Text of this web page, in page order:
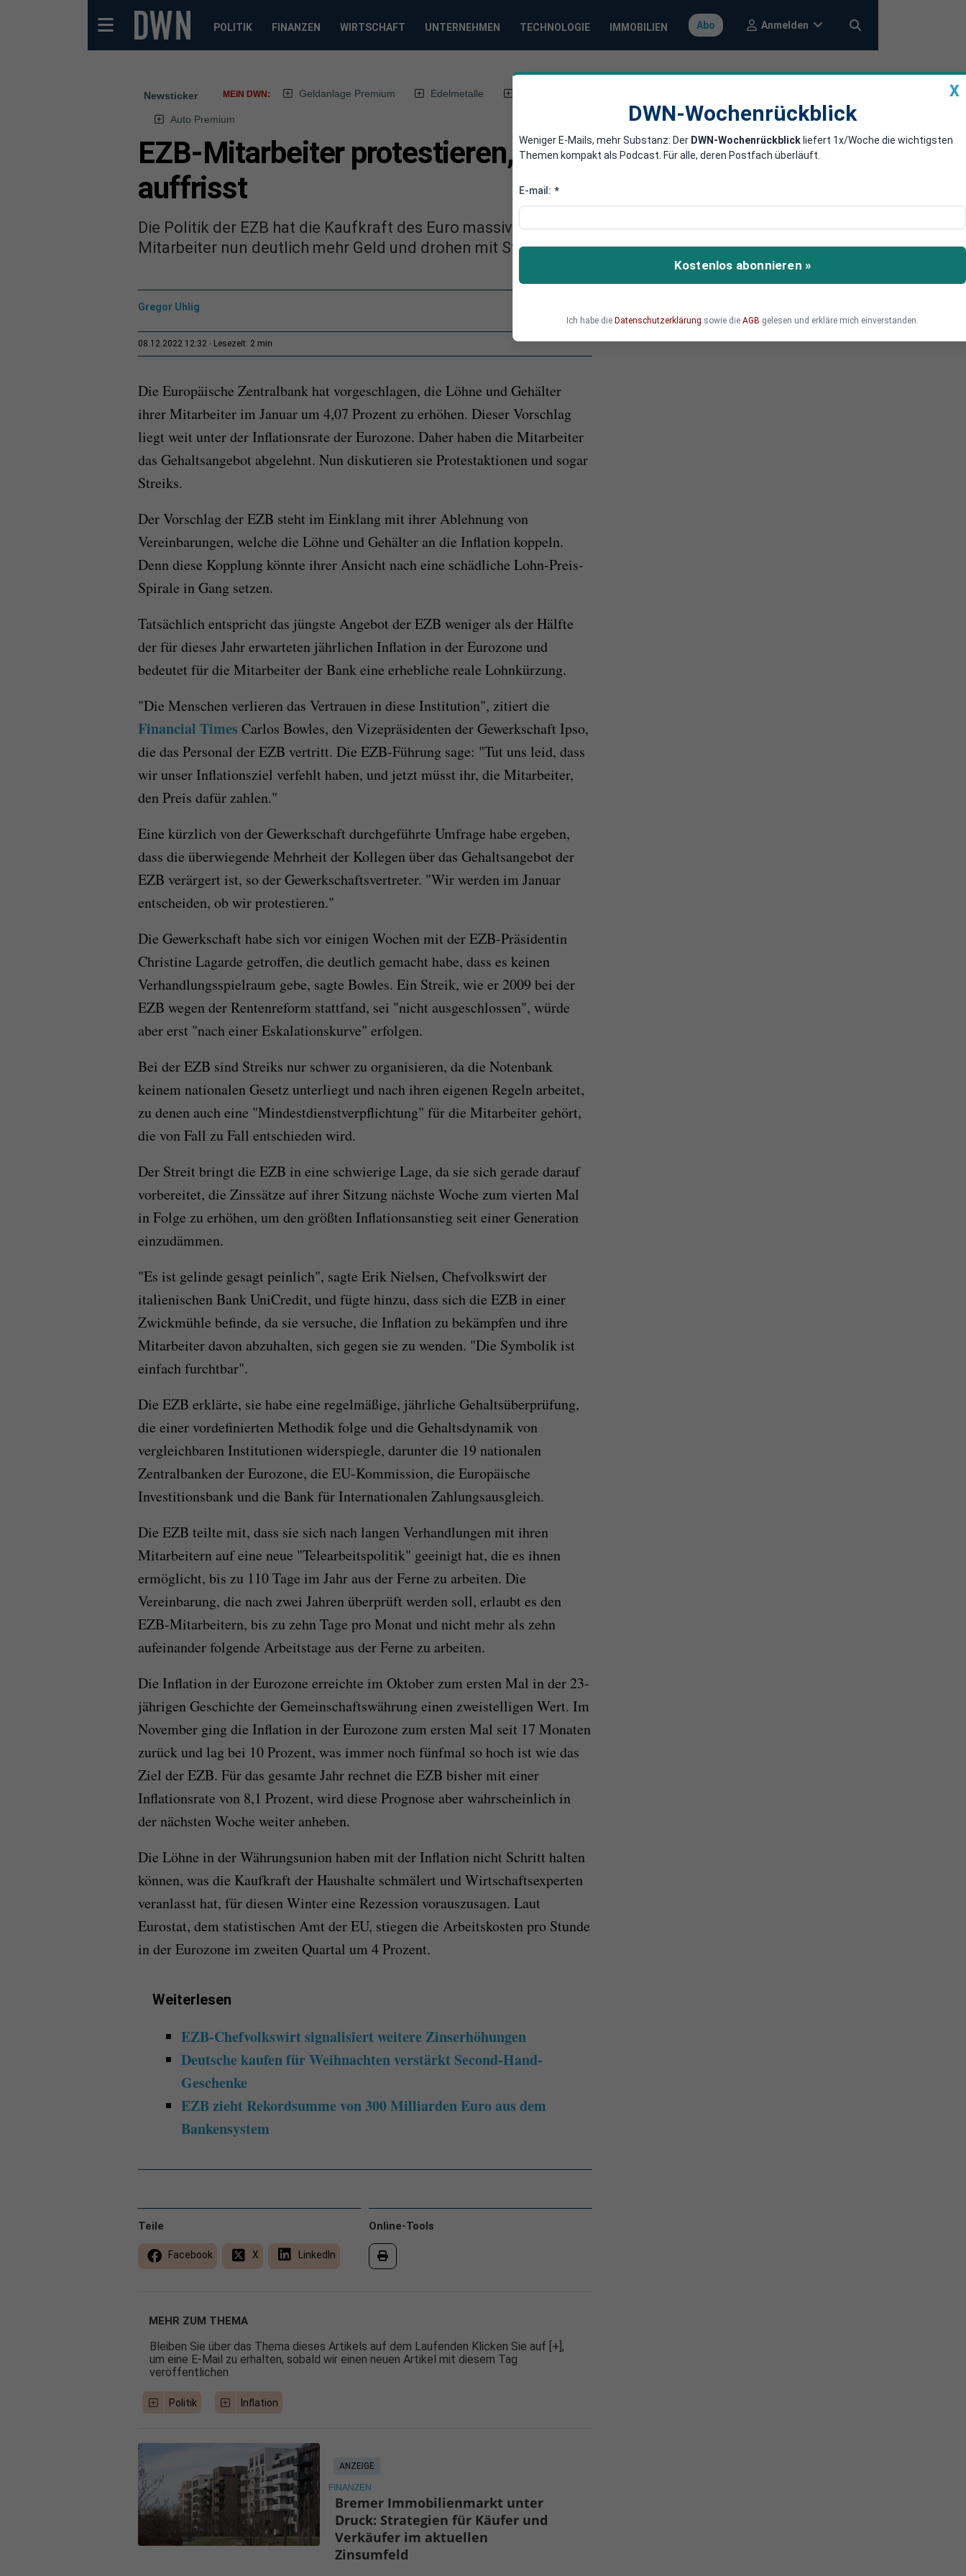
POLITIK FINANZEN WIRTSCHAFT UNTERNEHMEN TECHNOLOGIE IMMOBILIEN Abo Anmelden
Newsticker MEIN DWN: Geldanlage Premium Edelmetalle
Auto Premium
EZB-Mitarbeiter protestieren, weil Inflation ihre Löhne
auffrisst
Die Politik der EZB hat die Kaufkraft des Euro massiv untergraben. Daher fordern die eigenen
Mitarbeiter nun deutlich mehr Geld und drohen mit Streiks.
Gregor Uhlig
08.12.2022 12:32 Lesezeit: 2 min
Die Europäische Zentralbank hat vorgeschlagen, die Löhne und Gehälter
ihrer Mitarbeiter im Januar um 4,07 Prozent zu erhöhen. Dieser Vorschlag
liegt weit unter der Inflationsrate der Eurozone. Daher haben die Mitarbeiter
das Gehaltsangebot abgelehnt. Nun diskutieren sie Protestaktionen und sogar
Streiks.
Der Vorschlag der EZB steht im Einklang mit ihrer Ablehnung von
Vereinbarungen, welche die Löhne und Gehälter an die Inflation koppeln.
Denn diese Kopplung könnte ihrer Ansicht nach eine schädliche Lohn-Preis-
Spirale in Gang setzen.
Tatsächlich entspricht das jüngste Angebot der EZB weniger als der Hälfte
der für dieses Jahr erwarteten jährlichen Inflation in der Eurozone und
bedeutet für die Mitarbeiter der Bank eine erhebliche reale Lohnkürzung.
"Die Menschen verlieren das Vertrauen in diese Institution", zitiert die
Financial Times Carlos Bowles, den Vizepräsidenten der Gewerkschaft Ipso,
die das Personal der EZB vertritt. Die EZB-Führung sage: "Tut uns leid, dass
wir unser Inflationsziel verfehlt haben, und jetzt müsst ihr, die Mitarbeiter,
den Preis dafür zahlen."
Eine kürzlich von der Gewerkschaft durchgeführte Umfrage habe ergeben,
dass die überwiegende Mehrheit der Kollegen über das Gehaltsangebot der
EZB verärgert ist, so der Gewerkschaftsvertreter. "Wir werden im Januar
entscheiden, ob wir protestieren."
Die Gewerkschaft habe sich vor einigen Wochen mit der EZB-Präsidentin
Christine Lagarde getroffen, die deutlich gemacht habe, dass es keinen
Verhandlungsspielraum gebe, sagte Bowles. Ein Streik, wie er 2009 bei der
EZB wegen der Rentenreform stattfand, sei "nicht ausgeschlossen", würde
aber erst "nach einer Eskalationskurve" erfolgen.
Bei der EZB sind Streiks nur schwer zu organisieren, da die Notenbank
keinem nationalen Gesetz unterliegt und nach ihren eigenen Regeln arbeitet,
zu denen auch eine "Mindestdienstverpflichtung" für die Mitarbeiter gehört,
die von Fall zu Fall entschieden wird.
Der Streit bringt die EZB in eine schwierige Lage, da sie sich gerade darauf
vorbereitet, die Zinssätze auf ihrer Sitzung nächste Woche zum vierten Mal
in Folge zu erhöhen, um den größten Inflationsanstieg seit einer Generation
einzudämmen.
"Es ist gelinde gesagt peinlich", sagte Erik Nielsen, Chefvolkswirt der
italienischen Bank UniCredit, und fügte hinzu, dass sich die EZB in einer
Zwickmühle befinde, da sie versuche, die Inflation zu bekämpfen und ihre
Mitarbeiter davon abzuhalten, sich gegen sie zu wenden. "Die Symbolik ist
einfach furchtbar".
Die EZB erklärte, sie habe eine regelmäßige, jährliche Gehaltsüberprüfung,
die einer vordefinierten Methodik folge und die Gehaltsdynamik von
vergleichbaren Institutionen widerspiegle, darunter die 19 nationalen
Zentralbanken der Eurozone, die EU-Kommission, die Europäische
Investitionsbank und die Bank für Internationalen Zahlungsausgleich.
Die EZB teilte mit, dass sie sich nach langen Verhandlungen mit ihren
Mitarbeitern auf eine neue "Telearbeitspolitik" geeinigt hat, die es ihnen
ermöglicht, bis zu 110 Tage im Jahr aus der Ferne zu arbeiten. Die
Vereinbarung, die nach zwei Jahren überprüft werden soll, erlaubt es den
EZB-Mitarbeitern, bis zu zehn Tage pro Monat und nicht mehr als zehn
aufeinander folgende Arbeitstage aus der Ferne zu arbeiten.
Die Inflation in der Eurozone erreichte im Oktober zum ersten Mal in der 23-
jährigen Geschichte der Gemeinschaftswährung einen zweistelligen Wert. Im
November ging die Inflation in der Eurozone zum ersten Mal seit 17 Monaten
zurück und lag bei 10 Prozent, was immer noch fünfmal so hoch ist wie das
Ziel der EZB. Für das gesamte Jahr rechnet die EZB bisher mit einer
Inflationsrate von 8,1 Prozent, wird diese Prognose aber wahrscheinlich in
der nächsten Woche weiter anheben.
Die Löhne in der Währungsunion haben mit der Inflation nicht Schritt halten
können, was die Kaufkraft der Haushalte schmälert und Wirtschaftsexperten
veranlasst hat, für diesen Winter eine Rezession vorauszusagen. Laut
Eurostat, dem statistischen Amt der EU, stiegen die Arbeitskosten pro Stunde
in der Eurozone im zweiten Quartal um 4 Prozent.
Weiterlesen
EZB-Chefvolkswirt signalisiert weitere Zinserhöhungen
Deutsche kaufen für Weihnachten verstärkt Second-Hand-
Geschenke
EZB zieht Rekordsumme von 300 Milliarden Euro aus dem
Bankensystem
Online-Tools
Teile
Facebook X LinkedIn
MEHR ZUM THEMA
Bleiben Sie über das Thema dieses Artikels auf dem Laufenden Klicken Sie auf [+],
um eine E-Mail zu erhalten, sobald wir einen neuen Artikel mit diesem Tag
veröffentlichen
Politik Inflation
ANZEIGE
FINANZEN
Bremer Immobilienmarkt unter
Druck: Strategien für Käufer und
Verkäufer im aktuellen
Zinsumfeld
X
DWN-Wochenrückblick
Weniger E-Mails, mehr Substanz: Der DWN-Wochenrückblick liefert 1x/Woche die wichtigsten
Themen kompakt als Podcast. Für alle, deren Postfach überläuft.
E-mail: *
Kostenlos abonnieren »
Ich habe die Datenschutzerklärung sowie die AGB gelesen und erkläre mich einverstanden.